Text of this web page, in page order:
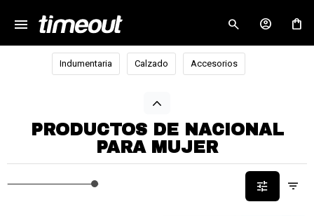
menu
Indumentaria Calzado Accesorios
PRODUCTOS DE NACIONAL
PARA MUJER